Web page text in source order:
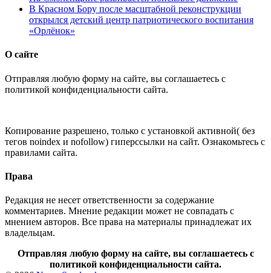
В Красном Бору после масштабной реконструкции
открылся детский центр патриотического воспитания
«Орлёнок»
О сайте
Отправляя любую форму на сайте, вы соглашаетесь с
политикой конфиденциальности сайта.
Копирование разрешено, только с установкой активной( без
тегов noindex и nofollow) гиперссылки на сайт. Ознакомьтесь с
правилами сайта.
Права
Редакция не несет ответственности за содержание
комментариев. Мнение редакции может не совпадать с
мнением авторов. Все права на материалы принадлежат их
владельцам.
Отправляя любую форму на сайте, вы соглашаетесь с
политикой конфиденциальности сайта.